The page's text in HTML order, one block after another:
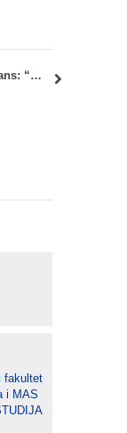
Performans: “Sound is Body, Body is Sound“ japanskih umetnika Jošija Maćide i Maiko Date u čitaonici biblioteke Arhitektonskog fakulteta
fakultet
i MAS